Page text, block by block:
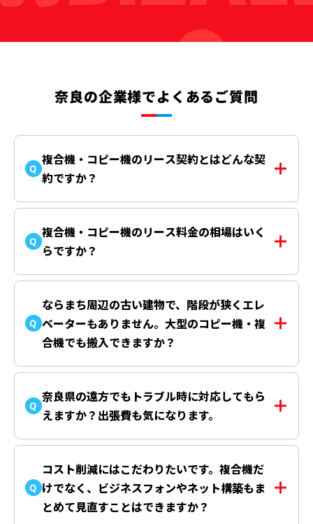
奈良の企業様でよくあるご質問
Q
複合機・コピー機のリース契約とはどんな契
約ですか？
リース契約は、複合機・コピー機を「購入する」
のではなく、一定期間にわたって機械を「借り
る」契約のことです。 リース契約では、機械の所
料金を支払いながら使用します。初期費用を一度
に負担する必要がないため、資金計画を立てやす
いというメリットがあります。
Q
複合機・コピー機のリース料金の相場はいく
らですか？
機種や契約期間によって変わりますが、一般的に
月額1万～2万円程度がひとつの目安です。
小規模オフィス向けの機種などでは、数千円から
利用することが可能です。実際の金額は、機種の
す。
Q
ならまち周辺の古い建物で、階段が狭くエレ
ベーターもありません。大型のコピー機・複
合機でも搬入できますか？
はい、奈良県での設置は数多く実績がございます
ので、まずはご相談ください。
「階段が狭い」「エレベーターがない」「建物前
ります。当社では、事前に現地の状況をしっかり
と確認（現地調査無料）した上で、専門の技術ス
タッフが安全に搬送いたします。クレーンなどを
用いた特殊搬入の手配も可能です。「他社で断ら
Q
奈良県の遠方でもトラブル時に対応してもら
えますか？出張費も気になります。
はい。ビズオールでは、奈良市周辺だけでなく、
奈良県全域をサポート対象としています。もちろ
ん、対応エリア内での不当な追加出張費などは一
切いただきません。
Q
コスト削減にはこだわりたいです。複合機だ
けでなく、ビジネスフォンやネット構築もま
とめて見直すことはできますか？